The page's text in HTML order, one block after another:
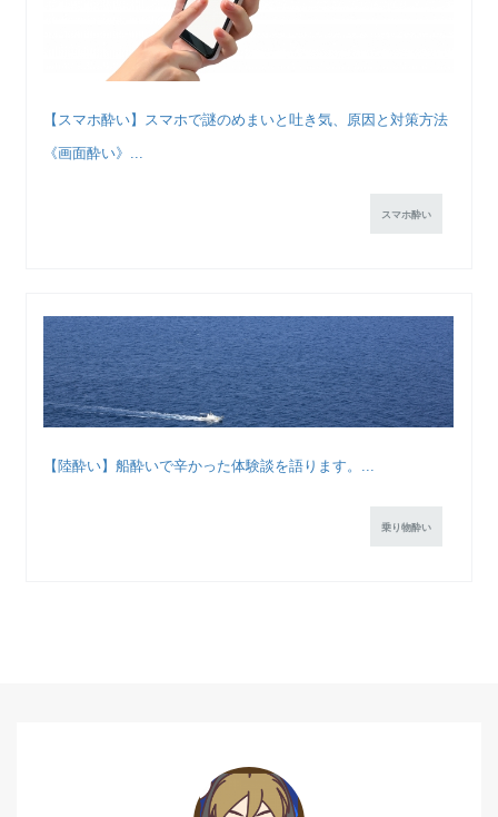
【スマホ酔い】スマホで謎のめまいと吐き気、原因と対策方法
《画面酔い》...
スマホ酔い
【陸酔い】船酔いで辛かった体験談を語ります。...
乗り物酔い